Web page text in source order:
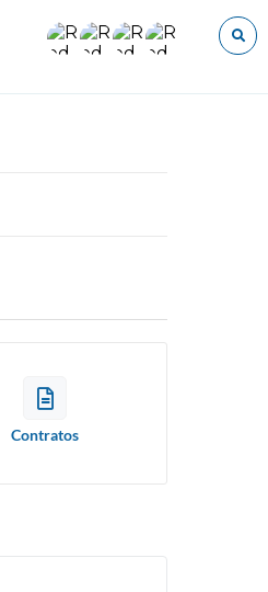
O que voce procura?
Contratos